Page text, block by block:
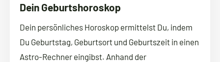
Dein Geburtshoroskop
Dein persönliches Horoskop ermittelst Du, indem
Du Geburtstag, Geburtsort und Geburtszeit in einen
Astro-Rechner eingibst. Anhand der